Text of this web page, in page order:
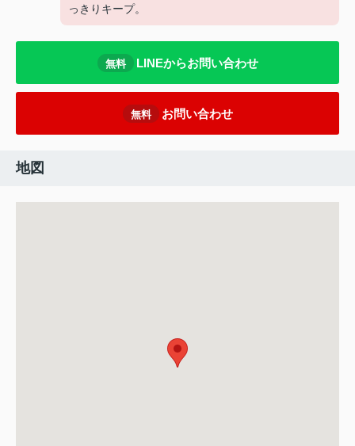
っきりキープ。
無料 LINEからお問い合わせ
無料 お問い合わせ
地図